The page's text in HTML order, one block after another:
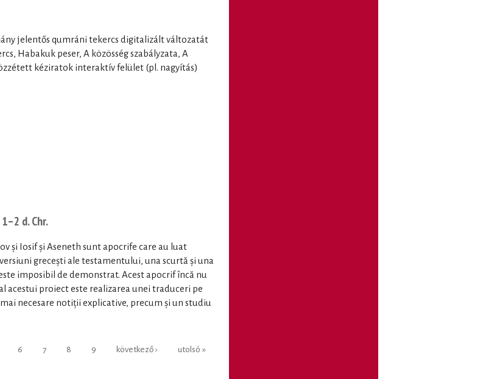
jelentős qumráni tekercs digitalizált változatát
Habakuk peser, A közösség szabályzata, A
kéziratok interaktív felület (pl. nagyítás)
d. Chr.
și Iosif și Aseneth sunt apocrife care au luat
grecești ale testamentului, una scurtă și una
imposibil de demonstrat. Acest apocrif încă nu
acestui proiect este realizarea unei traduceri pe
necesare notiții explicative, precum și un studiu
6 7 8 9 következő › utolsó »